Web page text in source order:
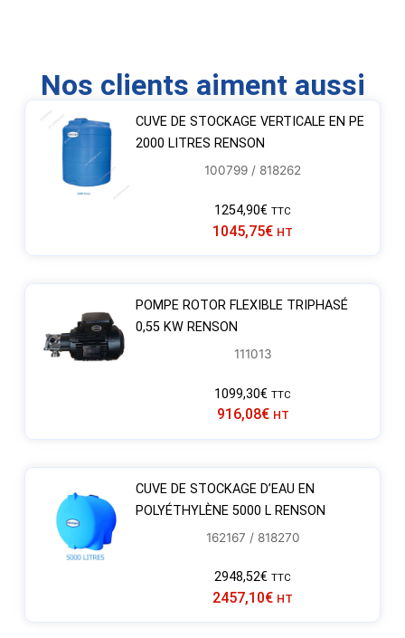
Nos clients aiment aussi
CUVE DE STOCKAGE VERTICALE EN PE
2000 LITRES RENSON
100799 / 818262
1254,90€ TTC
1045,75€ HT
POMPE ROTOR FLEXIBLE TRIPHASÉ
0,55 KW RENSON
111013
1099,30€ TTC
916,08€ HT
CUVE DE STOCKAGE D’EAU EN
POLYÉTHYLÈNE 5000 L RENSON
162167 / 818270
2948,52€ TTC
2457,10€ HT